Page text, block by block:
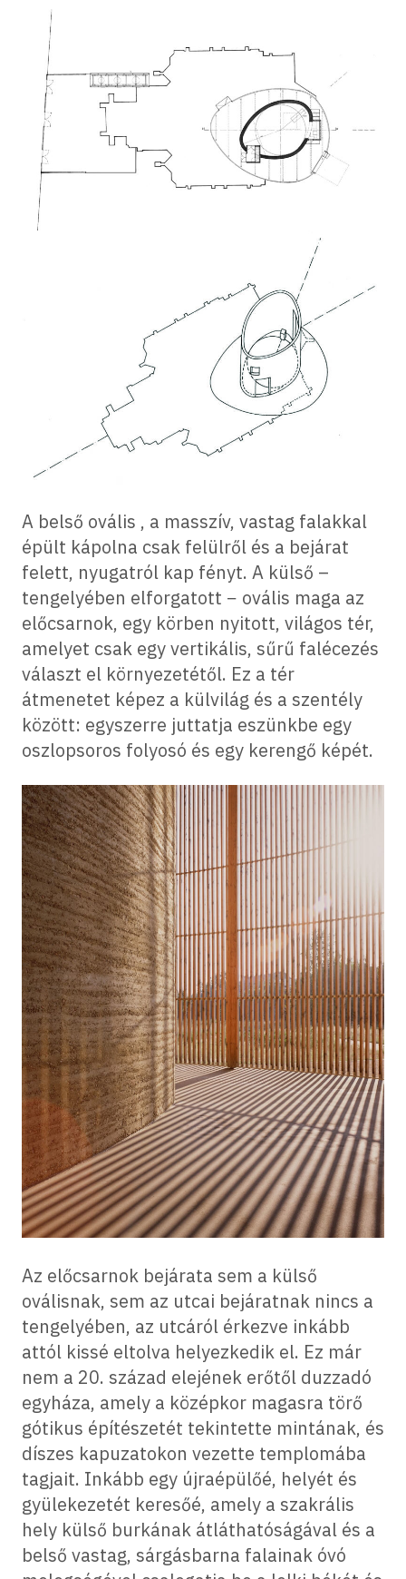
A belső ovális , a masszív, vastag falakkal
épült kápolna csak felülről és a bejárat
felett, nyugatról kap fényt. A külső –
tengelyében elforgatott − ovális maga az
előcsarnok, egy körben nyitott, világos tér,
amelyet csak egy vertikális, sűrű falécezés
választ el környezetétől. Ez a tér
átmenetet képez a külvilág és a szentély
között: egyszerre juttatja eszünkbe egy
oszlopsoros folyosó és egy kerengő képét.
Az előcsarnok bejárata sem a külső
oválisnak, sem az utcai bejáratnak nincs a
tengelyében, az utcáról érkezve inkább
attól kissé eltolva helyezkedik el. Ez már
nem a 20. század elejének erőtől duzzadó
egyháza, amely a középkor magasra törő
gótikus építészetét tekintette mintának, és
díszes kapuzatokon vezette templomába
tagjait. Inkább egy újraépülőé, helyét és
gyülekezetét keresőé, amely a szakrális
hely külső burkának átláthatóságával és a
belső vastag, sárgásbarna falainak óvó